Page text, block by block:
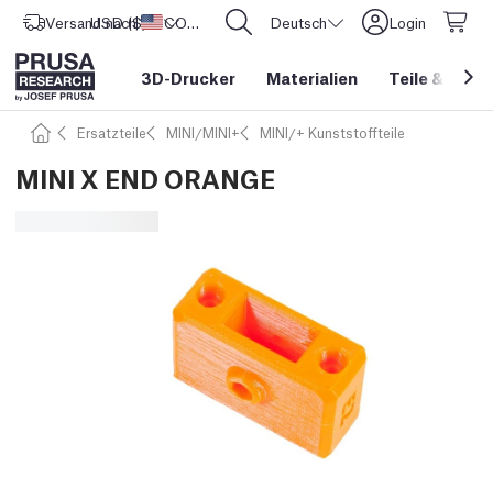
Versand nach Vereinigte Staaten
USD ($) CORE One L: Jetzt auf Lager! Deutsch Login
3D-Drucker Materialien Teile &
Ersatzteile MINI/MINI+ MINI/+ Kunststoffteile
MINI X END ORANGE